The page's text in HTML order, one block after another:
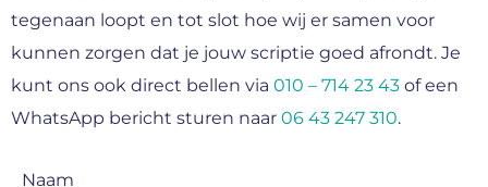
tegenaan loopt en tot slot hoe wij er samen voor
kunnen zorgen dat je jouw scriptie goed afrondt. Je
kunt ons ook direct bellen via 010 – 714 23 43 of een
WhatsApp bericht sturen naar 06 43 247 310.